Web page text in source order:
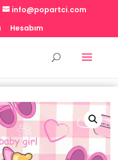
info@popartci.com
Hesabım